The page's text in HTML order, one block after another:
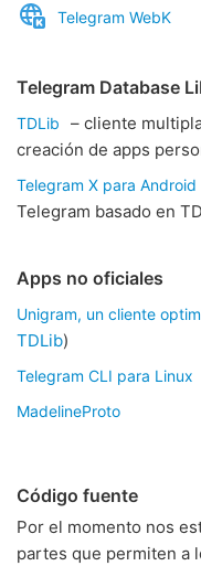
Telegram WebK
Telegram Database
TDLib
– cliente
creación de apps
Telegram X para Android
Telegram basado en
Apps no oficiales
Unigram, un cliente
TDLib)
Telegram CLI para Linux
MadelineProto
Código fuente
Por el momento nos
partes que permiten a